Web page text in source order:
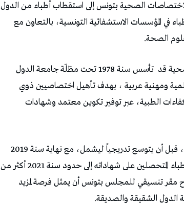
الصحية بتونس إلى استقطاب أطباء من الدول
في المؤسسات الاستشفائية التونسية، بالتعاون مع
الصحة.
قد
تأسس سنة 1978 تحت مظلّة جامعة الدول
ومهنية عربية ، بهدف تأهيل اختصاصيين ذوي
الطبية، عبر توفير تكوين معتمد وشهادات
بأربعة اختصاصات رئيسية، قبل أن يتوسع تدريجياً ليشمل، مع نهاية سنة 2019
زهاء 44 اختصاصاً بين رئيسي وفرعي، فيما بلغ عدد الأطباء المتحصلين على شهاداته إلى حدود سنة 2021 أكثر من
مقر تنسيقي للمجلس بتونس أن يمثل فرصة لمزيد
الدول الشقيقة والصديقة.